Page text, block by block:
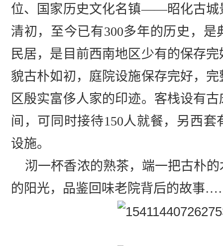
位、国家历史文化名镇——昭化古城
清初，至今已有300多年的历史，
民居，是目前西南地区少有的保存
貌古朴如初，庭院设施保存完好，
区殷实富侈人家的印迹。客栈设有
间，可同时接待150人就餐，另西
设施。
沏一杯香浓的熟茶，端一把古朴的
的阳光，品鉴回味老院背后的故事